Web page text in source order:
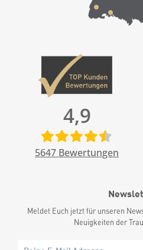
4,9
5647 Bewertungen
Meldet Euch jetzt für unseren
Neuigkeiten der